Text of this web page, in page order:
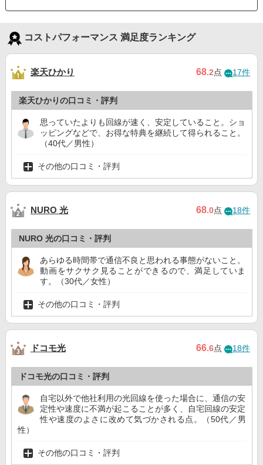
コストパフォーマンス 満足度ランキング
楽天ひかり 68.2点 17件
楽天ひかりの口コミ・評判
思っていたよりも回線が速く、安定していること。ショ
ッピングなどで、お得な特典を継続して得られること。
（40代／男性）
その他の口コミ・評判
NURO 光 68.0点 18件
NURO 光の口コミ・評判
あらゆる時間帯で通信不良と思われる事態がないこと。
動画をサクサク見ることができるので、満足していま
す。（30代／女性）
その他の口コミ・評判
ドコモ光 66.6点 18件
ドコモ光の口コミ・評判
自宅以外で他社利用の光回線を使った場合に、通信の安
定性や速度に不満が起こることが多く、自宅回線の安定
性や速度のよさに改めて気づかされる点。（50代／男
性）
その他の口コミ・評判